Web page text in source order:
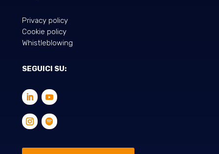
Privacy policy
Cookie policy
Whistleblowing
SEGUICI SU: